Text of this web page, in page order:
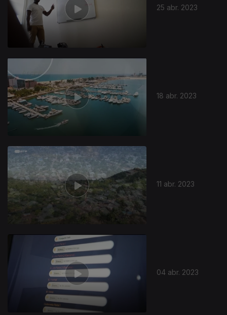
25 abr. 2023
18 abr. 2023
11 abr. 2023
04 abr. 2023